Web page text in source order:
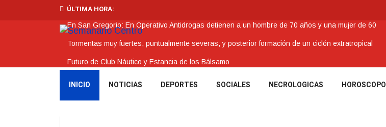
ÚLTIMA HORA:
En San Gregorio: En Operativo Antidrogas detienen a un hombre de 70 años y una mujer de 60
Tormentas muy fuertes, puntualmente severas, y posterior formación de un ciclón extratropical
Futuro de Club Náutico y Estancia de los Bálsamo
La Intendencia de Tacuarembó reconoce a Jóvenes Tacuaremboneses Destacados
INICIO NOTICIAS DEPORTES SOCIALES NECROLOGICAS HOROSCOPO